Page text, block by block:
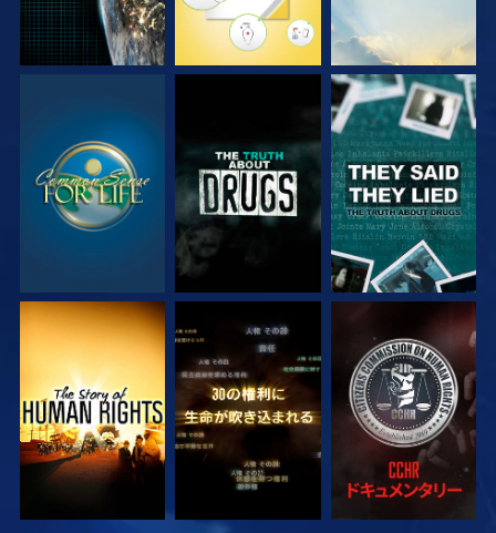
観る 観る 観る
観る 観る 観る